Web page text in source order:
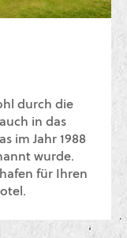
durch die
in das
im Jahr 1988
wurde.
für Ihren